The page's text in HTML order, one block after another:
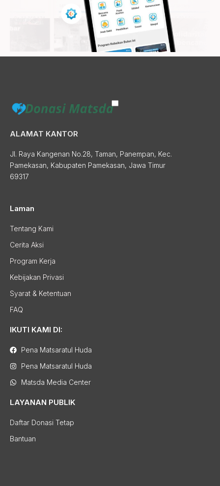
ALAMAT KANTOR
Jl. Raya Kangenan No.28, Taman, Panempan, Kec.
Pamekasan, Kabupaten Pamekasan, Jawa Timur
69317
Laman
Tentang Kami
Cerita Aksi
Program Kerja
Kebijakan Privasi
Syarat & Ketentuan
FAQ
IKUTI KAMI DI:
Pena Matsaratul Huda
Pena Matsaratul Huda
Matsda Media Center
LAYANAN PUBLIK
Daftar Donasi Tetap
Bantuan